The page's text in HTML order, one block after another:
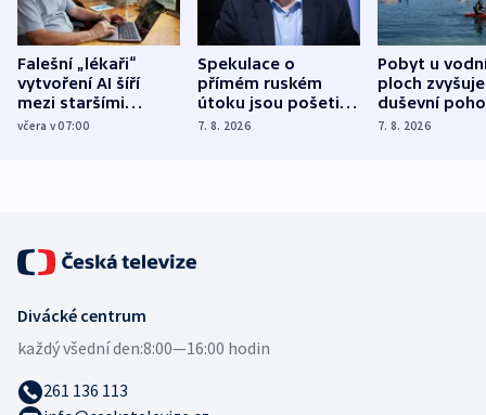
Falešní „lékaři“
vytvoření AI šíří
mezi staršími
Poláky nebezpečné
včera v 07:00
Spekulace o
přímém ruském
útoku jsou pošetilé,
míní estonský
7. 8. 2026
Pobyt u
ploch zvyšuje
duševní
ukázala
7. 8. 2026
Divácké centrum
každý všední den:8:00—16:00 hodin
261 136 113